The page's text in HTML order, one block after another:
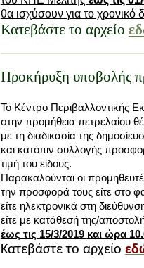
θα ισχύσουν για το χρονικό
Κατεβάστε το αρχείο
Προκήρυξη υποβολής
Το Κέντρο Περιβαλλοντικής
στην προμήθεια πετρελαίου
με τη διαδικασία της
και κατόπιν συλλογής
τιμή του είδους.
Παρακαλούνται οι
την προσφορά τους είτε στο
είτε ηλεκτρονικά στη
είτε με κατάθεσή της/
έως τις 15/3/2019 και ώρα
Κατεβάστε το αρχείο